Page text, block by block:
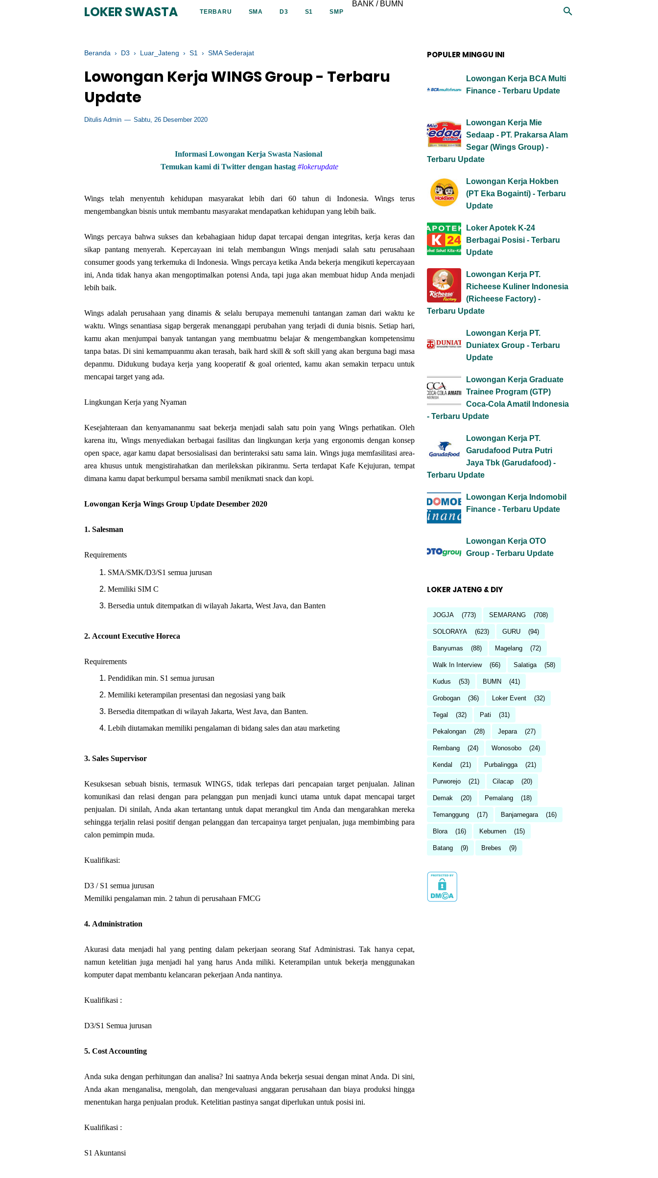
LOKER SWASTA TERBARU SMA D3 S1 SMP
BANK / BUMN
Beranda › D3 › Luar_Jateng › S1 › SMA Sederajat
Lowongan Kerja WINGS Group - Terbaru
Update
Ditulis Admin Sabtu, 26 Desember 2020
Informasi Lowongan Kerja Swasta Nasional
Temukan kami di Twitter dengan hastag #lokerupdate
Wings telah menyentuh kehidupan masyarakat lebih dari 60 tahun di Indonesia. Wings terus
mengembangkan bisnis untuk membantu masyarakat mendapatkan kehidupan yang lebih baik.
Wings percaya bahwa sukses dan kebahagiaan hidup dapat tercapai dengan integritas, kerja keras dan
sikap pantang menyerah. Kepercayaan ini telah membangun Wings menjadi salah satu perusahaan
consumer goods yang terkemuka di Indonesia. Wings percaya ketika Anda bekerja mengikuti kepercayaan
ini, Anda tidak hanya akan mengoptimalkan potensi Anda, tapi juga akan membuat hidup Anda menjadi
lebih baik.
Wings adalah perusahaan yang dinamis & selalu berupaya memenuhi tantangan zaman dari waktu ke
waktu. Wings senantiasa sigap bergerak menanggapi perubahan yang terjadi di dunia bisnis. Setiap hari,
kamu akan menjumpai banyak tantangan yang membuatmu belajar & mengembangkan kompetensimu
tanpa batas. Di sini kemampuanmu akan terasah, baik hard skill & soft skill yang akan berguna bagi masa
depanmu. Didukung budaya kerja yang kooperatif & goal oriented, kamu akan semakin terpacu untuk
mencapai target yang ada.
Lingkungan Kerja yang Nyaman
Kesejahteraan dan kenyamananmu saat bekerja menjadi salah satu poin yang Wings perhatikan. Oleh
karena itu, Wings menyediakan berbagai fasilitas dan lingkungan kerja yang ergonomis dengan konsep
open space, agar kamu dapat bersosialisasi dan berinteraksi satu sama lain. Wings juga memfasilitasi area-
area khusus untuk mengistirahatkan dan merilekskan pikiranmu. Serta terdapat Kafe Kejujuran, tempat
dimana kamu dapat berkumpul bersama sambil menikmati snack dan kopi.
Lowongan Kerja Wings Group Update Desember 2020
1. Salesman
Requirements
SMA/SMK/D3/S1 semua jurusan
Memiliki SIM C
Bersedia untuk ditempatkan di wilayah Jakarta, West Java, dan Banten
2. Account Executive Horeca
Requirements
Pendidikan min. S1 semua jurusan
Memiliki keterampilan presentasi dan negosiasi yang baik
Bersedia ditempatkan di wilayah Jakarta, West Java, dan Banten.
Lebih diutamakan memiliki pengalaman di bidang sales dan atau marketing
3. Sales Supervisor
Kesuksesan sebuah bisnis, termasuk WINGS, tidak terlepas dari pencapaian target penjualan. Jalinan
komunikasi dan relasi dengan para pelanggan pun menjadi kunci utama untuk dapat mencapai target
penjualan. Di sinilah, Anda akan tertantang untuk dapat merangkul tim Anda dan mengarahkan mereka
sehingga terjalin relasi positif dengan pelanggan dan tercapainya target penjualan, juga membimbing para
calon pemimpin muda.
Kualifikasi:
D3 / S1 semua jurusan
Memiliki pengalaman min. 2 tahun di perusahaan FMCG
4. Administration
Akurasi data menjadi hal yang penting dalam pekerjaan seorang Staf Administrasi. Tak hanya cepat,
namun ketelitian juga menjadi hal yang harus Anda miliki. Keterampilan untuk bekerja menggunakan
komputer dapat membantu kelancaran pekerjaan Anda nantinya.
Kualifikasi :
D3/S1 Semua jurusan
5. Cost Accounting
Anda suka dengan perhitungan dan analisa? Ini saatnya Anda bekerja sesuai dengan minat Anda. Di sini,
Anda akan menganalisa, mengolah, dan mengevaluasi anggaran perusahaan dan biaya produksi hingga
menentukan harga penjualan produk. Ketelitian pastinya sangat diperlukan untuk posisi ini.
Kualifikasi :
S1 Akuntansi
POPULER MINGGU INI
Lowongan Kerja BCA Multi
Finance - Terbaru Update
Lowongan Kerja Mie
Sedaap - PT. Prakarsa Alam
Segar (Wings Group) -
Terbaru Update
Lowongan Kerja Hokben
(PT Eka Bogainti) - Terbaru
Update
Loker Apotek K-24
Berbagai Posisi - Terbaru
Update
Lowongan Kerja PT.
Richeese Kuliner Indonesia
(Richeese Factory) -
Terbaru Update
Lowongan Kerja PT.
Duniatex Group - Terbaru
Update
Lowongan Kerja Graduate
Trainee Program (GTP)
Coca-Cola Amatil Indonesia
- Terbaru Update
Lowongan Kerja PT.
Garudafood Putra Putri
Jaya Tbk (Garudafood) -
Terbaru Update
Lowongan Kerja Indomobil
Finance - Terbaru Update
Lowongan Kerja OTO
Group - Terbaru Update
LOKER JATENG & DIY
JOGJA (773) SEMARANG (708)
SOLORAYA (623) GURU (94)
Banyumas (88) Magelang (72)
Walk In Interview (66) Salatiga (58)
Kudus (53) BUMN (41)
Grobogan (36) Loker Event (32)
Tegal (32) Pati (31)
Pekalongan (28) Jepara (27)
Rembang (24) Wonosobo (24)
Kendal (21) Purbalingga (21)
Purworejo (21) Cilacap (20)
Demak (20) Pemalang (18)
Temanggung (17) Banjarnegara (16)
Blora (16) Kebumen (15)
Batang (9) Brebes (9)